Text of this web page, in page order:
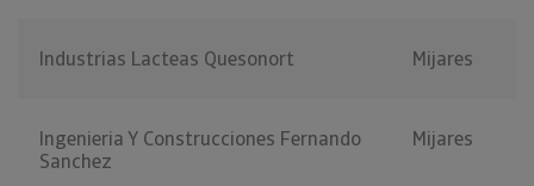
Industrias Lacteas Quesonort Mijares
Ingenieria Y Construcciones Fernando
Sanchez
Mijares